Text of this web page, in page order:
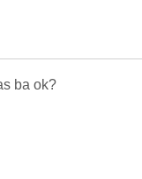
ba ok?